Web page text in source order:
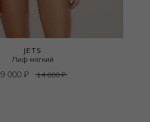
JETS
Лиф мягкий
9 000 ₽ 14 000₽